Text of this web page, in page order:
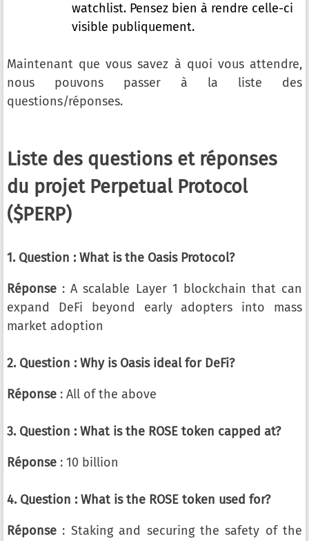
watchlist. Pensez bien à rendre celle-ci
visible publiquement.
Maintenant que vous savez à quoi vous attendre,
nous pouvons passer à la liste des
questions/réponses.
Liste des questions et réponses
du projet Perpetual Protocol
($PERP)
1. Question : What is the Oasis Protocol?
Réponse : A scalable Layer 1 blockchain that can
expand DeFi beyond early adopters into mass
market adoption
2. Question : Why is Oasis ideal for DeFi?
Réponse : All of the above
3. Question : What is the ROSE token capped at?
Réponse : 10 billion
4. Question : What is the ROSE token used for?
Réponse : Staking and securing the safety of the